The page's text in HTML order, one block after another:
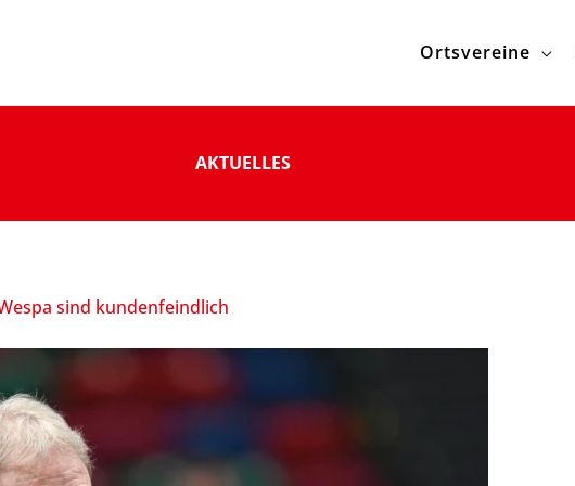
Ortsvereine
AKTUELLES
sind kundenfeindlich